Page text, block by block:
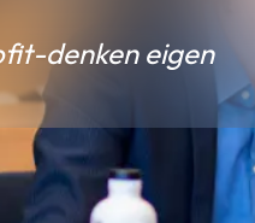
denken eigen